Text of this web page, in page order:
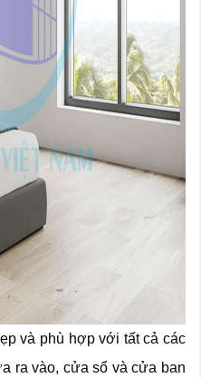
và phù hợp với tất cả các
ra vào, cửa sổ và cửa ban